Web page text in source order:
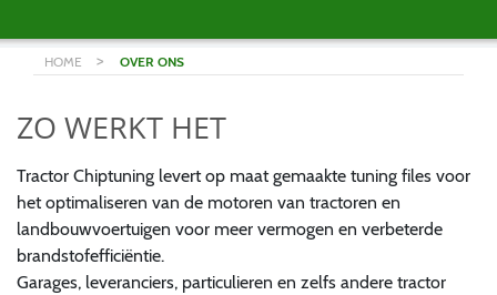
HOME > OVER ONS
ZO WERKT HET
Tractor Chiptuning levert op maat gemaakte tuning files voor
het optimaliseren van de motoren van tractoren en
landbouwvoertuigen voor meer vermogen en verbeterde
brandstofefficiëntie.
Garages, leveranciers, particulieren en zelfs andere tractor